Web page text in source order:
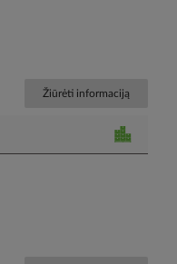
Žiūrėti informaciją